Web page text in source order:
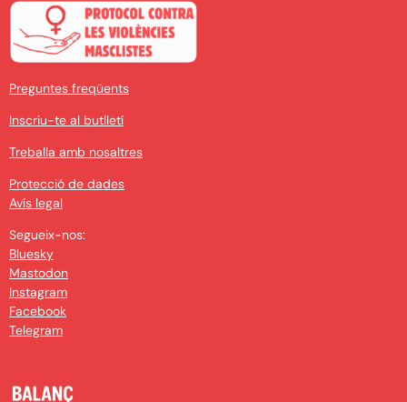
Preguntes freqüents
Inscriu-te al butlletí
Treballa amb nosaltres
Protecció de dades
Avís legal
Segueix-nos:
Bluesky
Mastodon
Instagram
Facebook
Telegram